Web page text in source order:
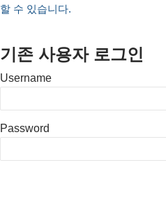
할 수 있습니다.
기존 사용자 로그인
Username
Password